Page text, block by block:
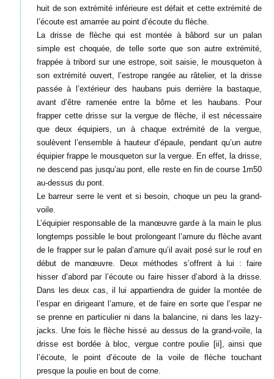
huit de son extrémité inférieure est défait et cette extrémité de
l’écoute est amarrée au point d’écoute du flèche.
La drisse de flèche qui est montée à bâbord sur un palan
simple est choquée, de telle sorte que son autre extrémité,
frappée à tribord sur une estrope, soit saisie, le mousqueton à
son extrémité ouvert, l’estrope rangée au râtelier, et la drisse
passée à l’extérieur des haubans puis derrière la bastaque,
avant d’être ramenée entre la bôme et les haubans. Pour
frapper cette drisse sur la vergue de flèche, il est nécessaire
que deux équipiers, un à chaque extrémité de la vergue,
soulèvent l’ensemble à hauteur d’épaule, pendant qu’un autre
équipier frappe le mousqueton sur la vergue. En effet, la drisse,
ne descend pas jusqu’au pont, elle reste en fin de course 1m50
au-dessus du pont.
Le barreur serre le vent et si besoin, choque un peu la grand-
voile.
L’équipier responsable de la manœuvre garde à la main le plus
longtemps possible le bout prolongeant l’amure du flèche avant
de le frapper sur le palan d’amure qu’il avait posé sur le rouf en
début de manœuvre. Deux méthodes s’offrent à lui : faire
hisser d’abord par l’écoute ou faire hisser d’abord à la drisse.
Dans les deux cas, il lui appartiendra de guider la montée de
l’espar en dirigeant l’amure, et de faire en sorte que l’espar ne
se prenne en particulier ni dans la balancine, ni dans les lazy-
jacks. Une fois le flèche hissé au dessus de la grand-voile, la
drisse est bordée à bloc, vergue contre poulie [ii], ainsi que
l’écoute, le point d’écoute de la voile de flèche touchant
presque la poulie en bout de corne.